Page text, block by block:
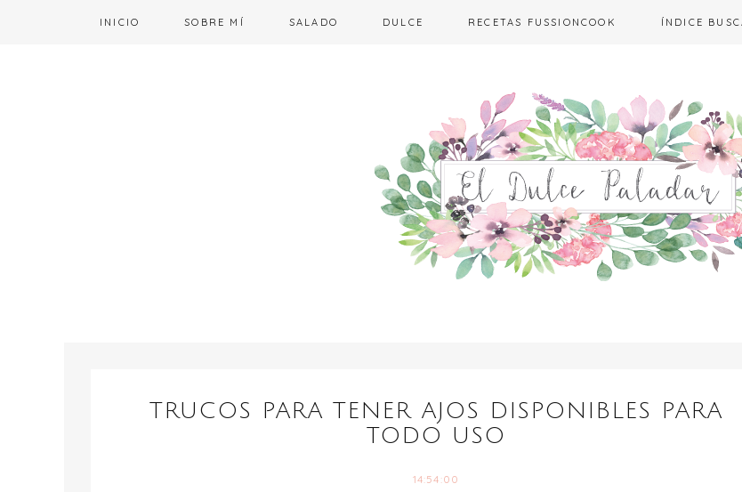
INICIO SOBRE MÍ SALADO DULCE RECETAS FUSSIONCOOK ÍNDICE
TRUCOS PARA TENER AJOS DISPONIBLES PARA
TODO USO
14:54:00